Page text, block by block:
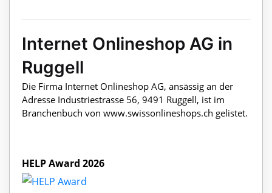
Internet Onlineshop AG in
Ruggell
Die Firma Internet Onlineshop AG, ansässig an der
Adresse Industriestrasse 56, 9491 Ruggell, ist im
Branchenbuch von www.swissonlineshops.ch gelistet.
HELP Award 2026